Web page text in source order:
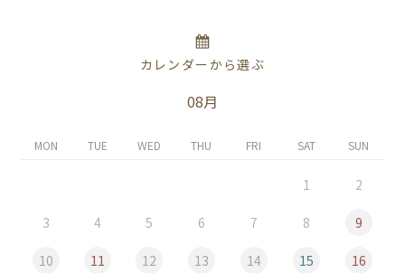
カレンダーから選ぶ
08月
MON TUE WED THU FRI SAT SUN
1 2
3 4 5 6 7 8 9
10 11 12 13 14 15 16